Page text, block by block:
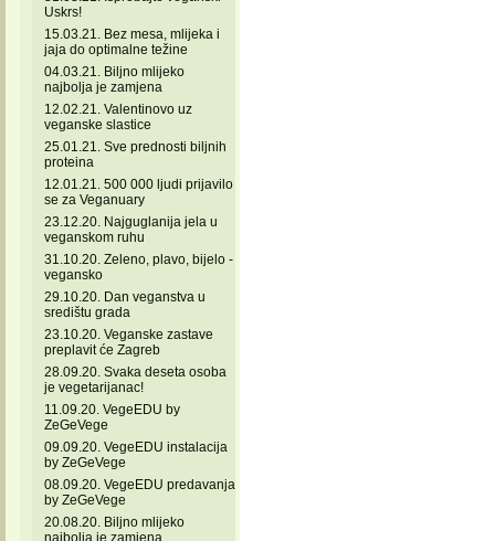
Uskrs!
15.03.21. Bez mesa, mlijeka i
jaja do optimalne težine
04.03.21. Biljno mlijeko
najbolja je zamjena
12.02.21. Valentinovo uz
veganske slastice
25.01.21. Sve prednosti biljnih
proteina
12.01.21. 500 000 ljudi prijavilo
se za Veganuary
23.12.20. Najguglanija jela u
veganskom ruhu
31.10.20. Zeleno, plavo, bijelo -
vegansko
29.10.20. Dan veganstva u
središtu grada
23.10.20. Veganske zastave
preplavit će Zagreb
28.09.20. Svaka deseta osoba
je vegetarijanac!
11.09.20. VegeEDU by
ZeGeVege
09.09.20. VegeEDU instalacija
by ZeGeVege
08.09.20. VegeEDU predavanja
by ZeGeVege
20.08.20. Biljno mlijeko
najbolja je zamjena